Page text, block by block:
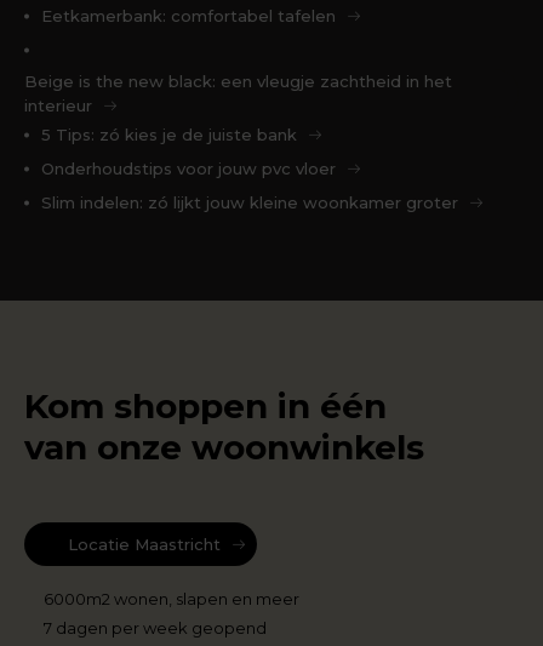
Eetkamerbank: comfortabel tafelen
Beige is the new black: een vleugje zachtheid in het
interieur
5 Tips: zó kies je de juiste bank
Onderhoudstips voor jouw pvc vloer
Slim indelen: zó lijkt jouw kleine woonkamer groter
Kom shoppen in één
van onze woonwinkels
Locatie Maastricht
6000m2 wonen, slapen en meer
7 dagen per week geopend